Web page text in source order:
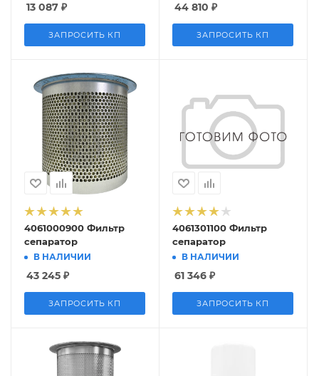
13 087 ₽
ЗАПРОСИТЬ КП
44 810 ₽
ЗАПРОСИТЬ КП
4061000900 Фильтр
сепаратор
В НАЛИЧИИ
43 245 ₽
ЗАПРОСИТЬ КП
4061301100 Фильтр
сепаратор
В НАЛИЧИИ
61 346 ₽
ЗАПРОСИТЬ КП